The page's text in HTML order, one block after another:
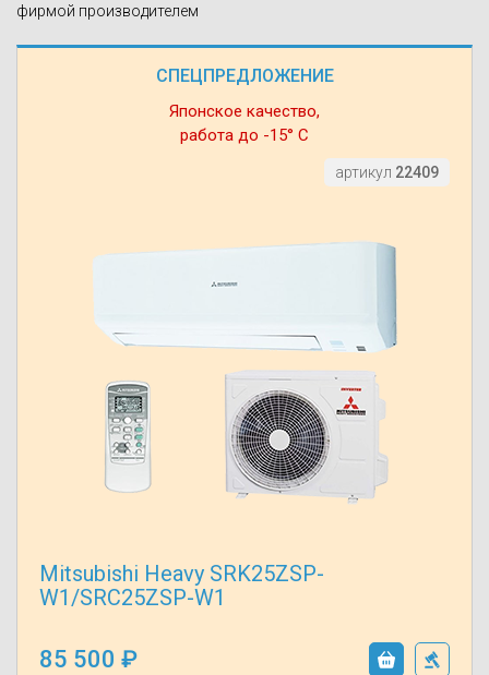
СПЕЦПРЕДЛОЖЕНИЕ
Японское качество,
работа до -15° С
артикул 22409
Mitsubishi Heavy SRK25ZSP-
W1/SRC25ZSP-W1
85 500
фирмой производителем